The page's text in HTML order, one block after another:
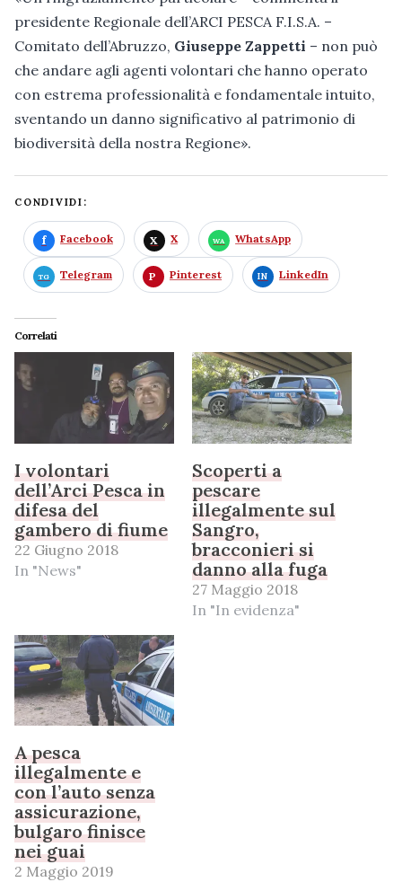
presidente Regionale dell’ARCI PESCA F.I.S.A. –
Comitato dell’Abruzzo, Giuseppe Zappetti – non può
che andare agli agenti volontari che hanno operato
con estrema professionalità e fondamentale intuito,
sventando un danno significativo al patrimonio di
biodiversità della nostra Regione».
CONDIVIDI:
Facebook X WhatsApp
Telegram Pinterest LinkedIn
Correlati
I volontari
dell’Arci Pesca in
difesa del
gambero di fiume
22 Giugno 2018
In "News"
Scoperti a
pescare
illegalmente sul
Sangro,
bracconieri si
danno alla fuga
27 Maggio 2018
In "In evidenza"
A pesca
illegalmente e
con l’auto senza
assicurazione,
bulgaro finisce
nei guai
2 Maggio 2019